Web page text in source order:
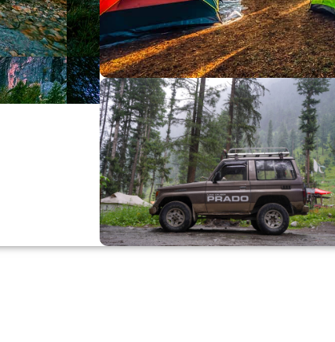
Büyük Yaz İndirimi
0
Günler
00
Hr
00
Min
00
SSK
Alışverişe Başla